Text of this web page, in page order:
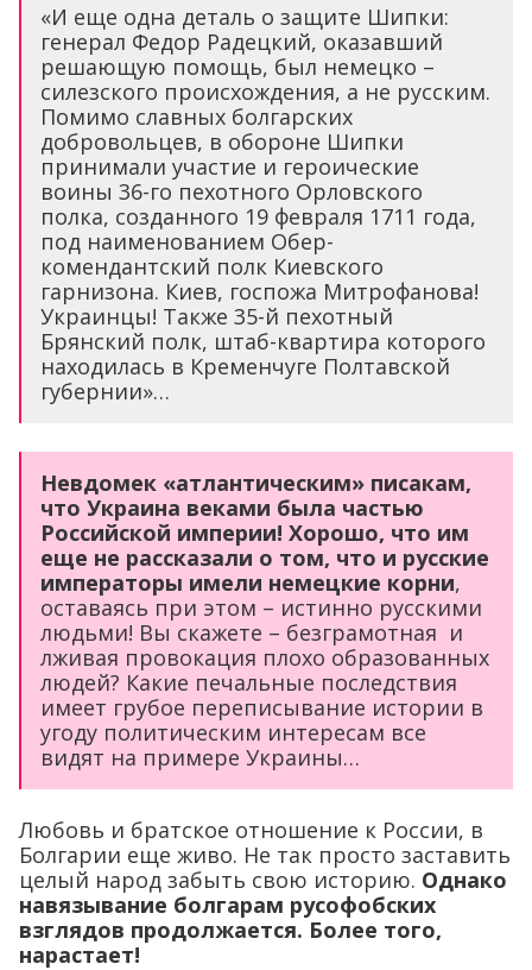
«И еще одна деталь о защите Шипки:
генерал Федор Радецкий, оказавший
решающую помощь, был немецко –
силезского происхождения, а не русским.
Помимо славных болгарских
добровольцев, в обороне Шипки
принимали участие и героические
воины 36-го пехотного Орловского
полка, созданного 19 февраля 1711 года,
под наименованием Обер-
комендантский полк Киевского
гарнизона. Киев, госпожа Митрофанова!
Украинцы! Также 35-й пехотный
Брянский полк, штаб-квартира которого
находилась в Кременчуге Полтавской
губернии»…
Невдомек «атлантическим» писакам,
что Украина веками была частью
Российской империи! Хорошо, что им
еще не рассказали о том, что и русские
императоры имели немецкие корни,
оставаясь при этом – истинно русскими
людьми! Вы скажете – безграмотная и
лживая провокация плохо образованных
людей? Какие печальные последствия
имеет грубое переписывание истории в
угоду политическим интересам все
видят на примере Украины…
Любовь и братское отношение к России, в
Болгарии еще живо. Не так просто заставить
целый народ забыть свою историю. Однако
навязывание болгарам русофобских
взглядов продолжается. Более того,
нарастает!